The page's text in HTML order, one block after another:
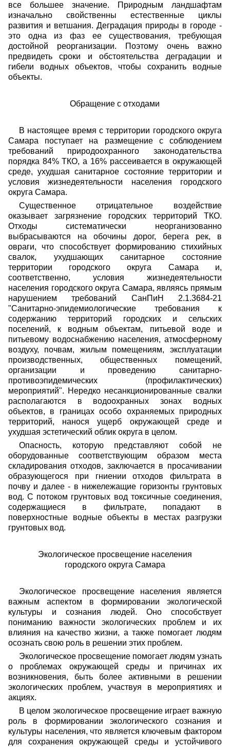
все большее значение. Природным ландшафтам
изначально свойственны естественные циклы
развития и ветшания. Деградация природы в городе -
это одна из фаз ее существования, требующая
достойной реорганизации. Поэтому очень важно
предвидеть сроки и обстоятельства деградации и
гибели водных объектов, чтобы сохранить водные
объекты.
Обращение с отходами
В настоящее время с территории городского округа
Самара поступает на размещение с соблюдением
требований природоохранного законодательства
порядка 84% ТКО, а 16% рассеивается в окружающей
среде, ухудшая санитарное состояние территории и
условия жизнедеятельности населения городского
округа Самара.
Существенное отрицательное воздействие
оказывает загрязнение городских территорий ТКО.
Отходы систематически неорганизованно
выбрасываются на обочины дорог, берега рек, в
овраги, что способствует формированию стихийных
свалок, ухудшающих санитарное состояние
территории городского округа Самара и,
соответственно, условия жизнедеятельности
населения городского округа Самара, являясь прямым
нарушением требований СанПиН 2.1.3684-21
"Санитарно-эпидемиологические требования к
содержанию территорий городских и сельских
поселений, к водным объектам, питьевой воде и
питьевому водоснабжению населения, атмосферному
воздуху, почвам, жилым помещениям, эксплуатации
производственных, общественных помещений,
организации и проведению санитарно-
противоэпидемических (профилактических)
мероприятий". Нередко несанкционированные свалки
располагаются в водоохранных зонах водных
объектов, в границах особо охраняемых природных
территорий, нанося ущерб окружающей среде и
ухудшая эстетический облик округа в целом.
Опасность, которую представляют собой не
оборудованные соответствующим образом места
складирования отходов, заключается в просачивании
образующегося при гниении отходов фильтрата в
почву и далее - в нижележащие горизонты грунтовых
вод. С потоком грунтовых вод токсичные соединения,
содержащиеся в фильтрате, попадают в
поверхностные водные объекты в местах разгрузки
грунтовых вод.
Экологическое просвещение населения
городского округа Самара
Экологическое просвещение населения является
важным аспектом в формировании экологической
культуры и сознания людей. Оно способствует
пониманию важности экологических проблем и их
влияния на качество жизни, а также помогает людям
осознать свою роль в решении этих проблем.
Экологическое просвещение помогает людям узнать
о проблемах окружающей среды и причинах их
возникновения, быть более активными в решении
экологических проблем, участвуя в мероприятиях и
акциях.
В целом экологическое просвещение играет важную
роль в формировании экологического сознания и
культуры населения, что является ключевым фактором
для сохранения окружающей среды и устойчивого